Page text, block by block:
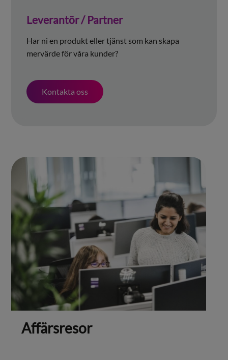
Leverantör / Partner
Har ni en produkt eller tjänst som kan skapa
mervärde för våra kunder?
Kontakta oss
Affärsresor